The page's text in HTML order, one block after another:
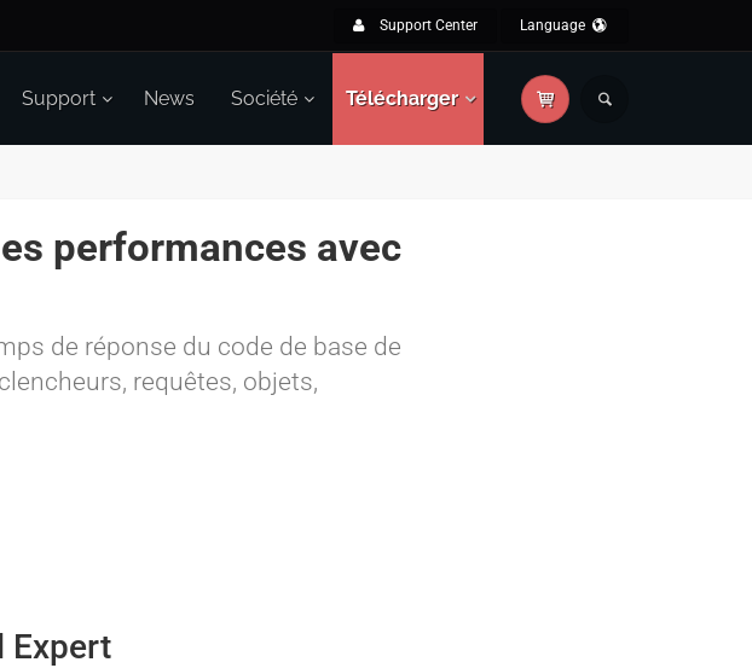
Support Center Language
Support News Société Télécharger
performances avec
de réponse du code de base de
requêtes, objets,
Expert